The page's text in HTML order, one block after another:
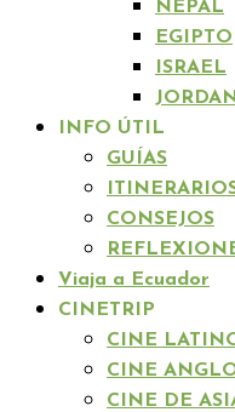
NEPAL
EGIPTO
ISRAEL
INFO ÚTIL
GUÍAS
CONSEJOS
Viaja a Ecuador
CINETRIP
CINE
CINE
CINE DE